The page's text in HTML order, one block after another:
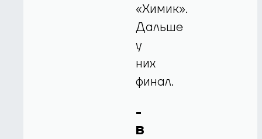
«Химик».
Дальше
у
них
финал.
-
В